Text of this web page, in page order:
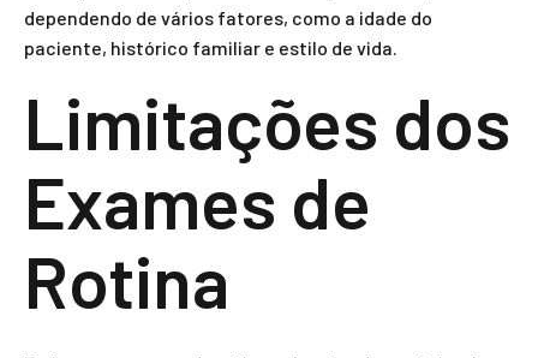
dependendo de vários fatores, como a idade do
paciente, histórico familiar e estilo de vida.
Limitações dos
Exames de
Rotina